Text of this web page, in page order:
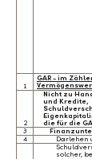
1
GAR - im
2
Nicht zu
und Kredite,
die für die
3
4
Darlehen
solcher,